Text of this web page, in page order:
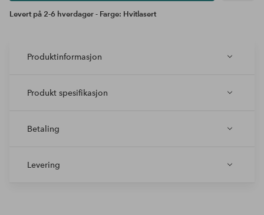
Levert på 2-6 hverdager - Farge: Hvitlasert
Produktinformasjon
Produkt spesifikasjon
Betaling
Levering